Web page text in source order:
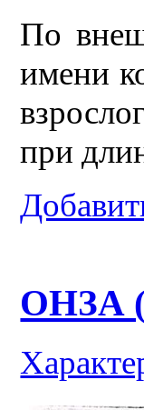
По
имени
при
ОНЗА